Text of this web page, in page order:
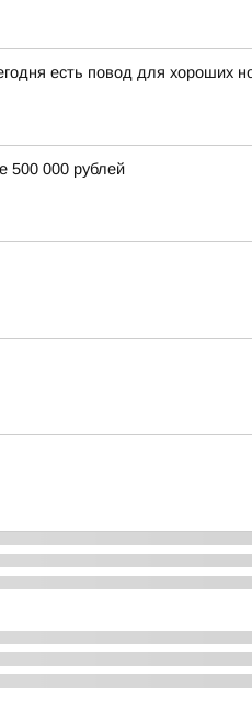
есть повод для хороших
500 000 рублей